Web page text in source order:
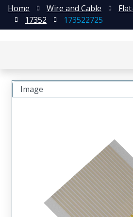
Home Wire and Cable
17352
173522725
Image